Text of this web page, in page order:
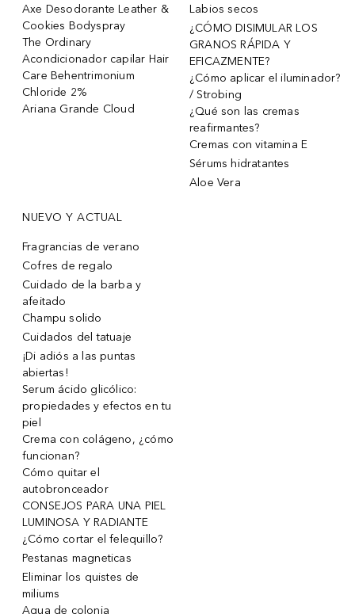
Axe Desodorante Leather &
Cookies Bodyspray
The Ordinary
Acondicionador capilar Hair
Care Behentrimonium
Chloride 2%
Ariana Grande Cloud
Labios secos
¿CÓMO DISIMULAR LOS
GRANOS RÁPIDA Y
EFICAZMENTE?
¿Cómo aplicar el iluminador?
/ Strobing
¿Qué son las cremas
reafirmantes?
Cremas con vitamina E
Sérums hidratantes
Aloe Vera
NUEVO Y ACTUAL
Fragrancias de verano
Cofres de regalo
Cuidado de la barba y
afeitado
Champu solido
Cuidados del tatuaje
¡Di adiós a las puntas
abiertas!
Serum ácido glicólico:
propiedades y efectos en tu
piel
Crema con colágeno, ¿cómo
funcionan?
Cómo quitar el
autobronceador
CONSEJOS PARA UNA PIEL
LUMINOSA Y RADIANTE
¿Cómo cortar el felequillo?
Pestanas magneticas
Eliminar los quistes de
miliums
Agua de colonia